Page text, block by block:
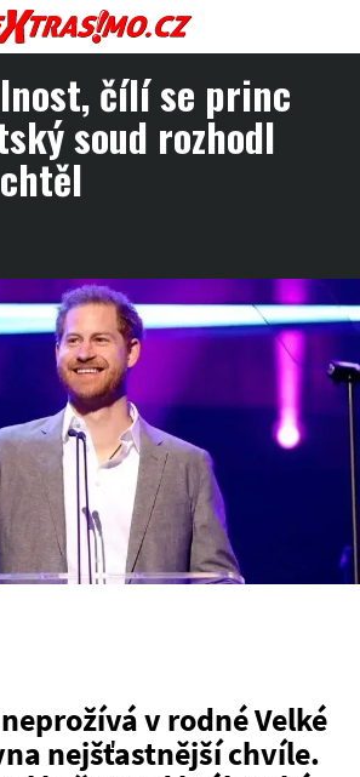
čílí se princ
soud rozhodl
v rodné Velké
nejšťastnější chvíle.